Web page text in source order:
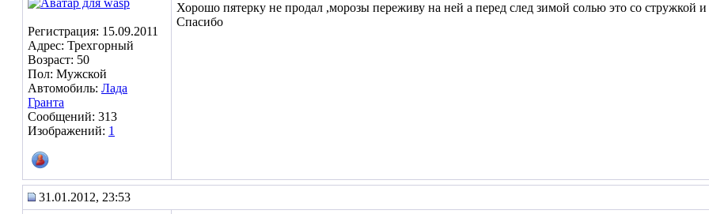
Регистрация: 15.09.2011
Адрес: Трехгорный
Возраст: 50
Пол: Мужской
Автомобиль: Лада
Гранта
Сообщений: 313
Изображений: 1
Хорошо пятерку не продал ,морозы переживу на ней а перед след зимой солью это со стружкой
Спасибо
31.01.2012, 23:53